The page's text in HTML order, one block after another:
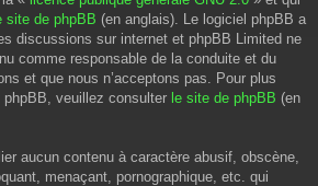
site de phpBB (en anglais). Le logiciel phpBB a
discussions sur internet et phpBB Limited ne
comme responsable de la conduite et du
et que nous n’acceptons pas. Pour plus
phpBB, veuillez consulter le site de phpBB (en
aucun contenu à caractère abusif, obscène,
menaçant, pornographique, etc. qui